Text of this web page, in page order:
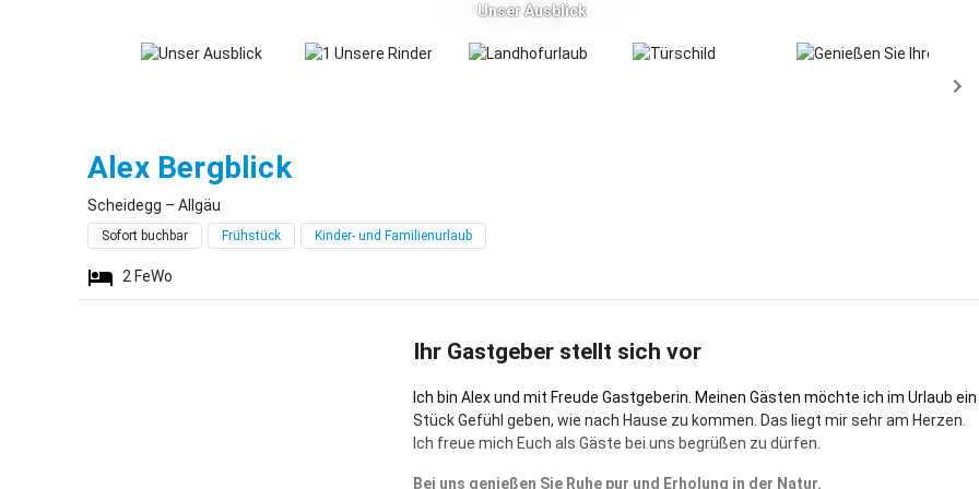
Unser Ausblick
Alex BergblickScheidegg
Scheidegg – Allgäu
Sofort buchbar Frühstück Kinder- und Familienurlaub
2 FeWo
Ihr Gastgeber stellt sich vor
Ich bin Alex und mit Freude Gastgeberin. Meinen Gästen möchte ich im Urlaub ein
Stück Gefühl geben, wie nach Hause zu kommen. Das liegt mir sehr am Herzen.
Ich freue mich Euch als Gäste bei uns begrüßen zu dürfen.
Bei uns genießen Sie Ruhe pur und Erholung in der Natur.